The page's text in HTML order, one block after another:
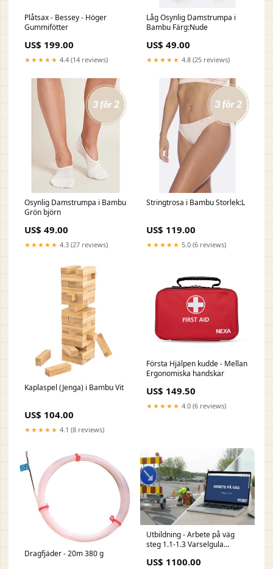
Plåtsax - Bessey - Höger
Gummifötter
US$ 199.00
★★★★★ 4.4 (14 reviews)
Låg Osynlig Damstrumpa i
Bambu Färg:Nude
US$ 49.00
★★★★★ 4.8 (25 reviews)
Osynlig Damstrumpa i Bambu
Grön björn
US$ 49.00
★★★★★ 4.3 (27 reviews)
Stringtrosa i Bambu Storlek:L
US$ 119.00
★★★★★ 5.0 (6 reviews)
Kaplaspel (Jenga) i Bambu Vit
US$ 104.00
★★★★★ 4.1 (8 reviews)
Första Hjälpen kudde - Mellan
Ergonomiska handskar
US$ 149.50
★★★★★ 4.0 (6 reviews)
Dragfjäder - 20m 380 g
Utbildning - Arbete på väg
steg 1.1-1.3 Varselgula
US$ 1100.00